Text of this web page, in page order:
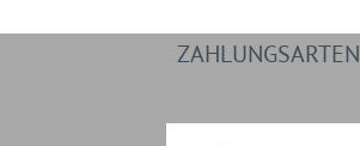
ZAHLUNGSARTEN